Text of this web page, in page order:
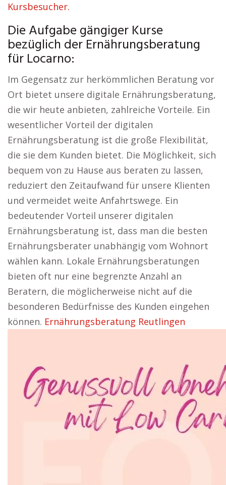
Kursbesucher.
Die Aufgabe gängiger Kurse
bezüglich der Ernährungsberatung
für Locarno:
Im Gegensatz zur herkömmlichen Beratung vor
Ort bietet unsere digitale Ernährungsberatung,
die wir heute anbieten, zahlreiche Vorteile. Ein
wesentlicher Vorteil der digitalen
Ernährungsberatung ist die große Flexibilität,
die sie dem Kunden bietet. Die Möglichkeit, sich
bequem von zu Hause aus beraten zu lassen,
reduziert den Zeitaufwand für unsere Klienten
und vermeidet weite Anfahrtswege. Ein
bedeutender Vorteil unserer digitalen
Ernährungsberatung ist, dass man die besten
Ernährungsberater unabhängig vom Wohnort
wählen kann. Lokale Ernährungsberatungen
bieten oft nur eine begrenzte Anzahl an
Beratern, die möglicherweise nicht auf die
besonderen Bedürfnisse des Kunden eingehen
können. Ernährungsberatung Reutlingen